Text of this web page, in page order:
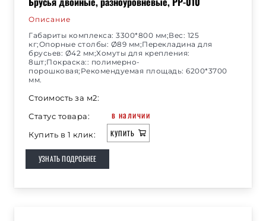
Описание
Габариты комплекса: 3300*800 мм;Вес: 125
кг;Опорные столбы: Ø89 мм;Перекладина для
брусьев: Ø42 мм;Хомуты для крепления:
8шт;Покраска:: полимерно-
порошковая;Рекомендуемая площадь: 6200*3700
мм.
Стоимость за м2:
Статус товара:
в наличии
Купить в 1 клик: КУПИТЬ
УЗНАТЬ ПОДРОБНЕЕ